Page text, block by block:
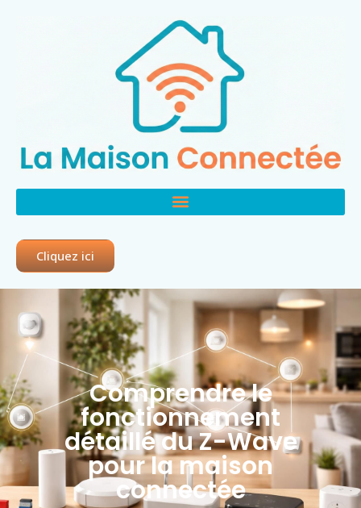
Cliquez ici
Comprendre le
fonctionnement
détaillé du Z-Wave
pour la maison
connectée